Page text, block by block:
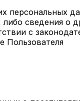
персональных
сведения о
с
Пользователя